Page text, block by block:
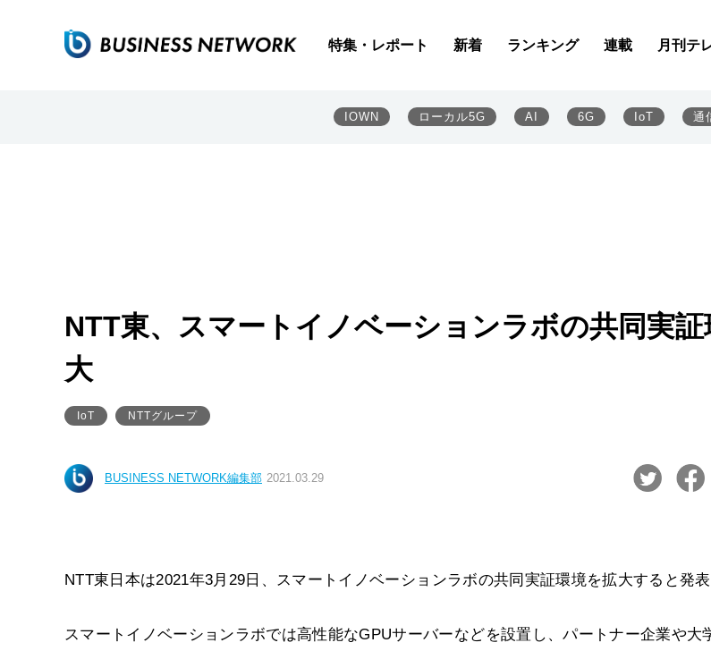
特集・レポート 新着 ランキング 連載 月刊テ
IOWN ローカル5G AI 6G IoT 通
NTT東、スマートイノベーションラボの共同実
大
IoT NTTグループ
BUSINESS NETWORK編集部 2021.03.29
NTT東日本は2021年3月29日、スマートイノベーションラボの共同実証環境を拡大すると発表
スマートイノベーションラボでは高性能なGPUサーバーなどを設置し、パートナー企業や大